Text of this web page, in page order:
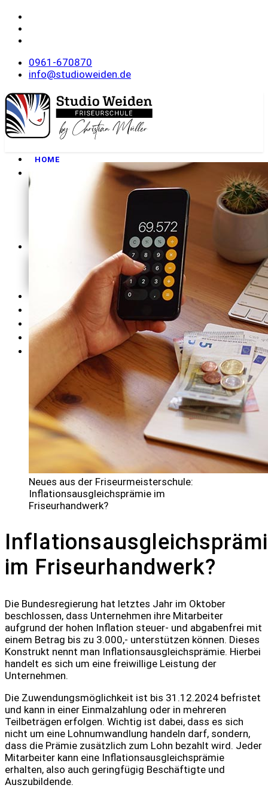
0961-670870
info@studioweiden.de
HOME
FRISEURSCHULE
Philosophie
MEISTERKURSE
Onlineanmeldung
AGB's und
Wiederrufsbelehrung
SEMINARE
TERMINE
KONTAKT
BLOG
Neues aus der Friseurmeisterschule:
Inflationsausgleichsprämie im
Friseurhandwerk?
im Friseurhandwerk?
Die Bundesregierung hat letztes Jahr im Oktober
beschlossen, dass Unternehmen ihre Mitarbeiter
aufgrund der hohen Inflation steuer- und abgabenfrei mit
einem Betrag bis zu 3.000,- unterstützen können. Dieses
Konstrukt nennt man Inflationsausgleichsprämie. Hierbei
handelt es sich um eine freiwillige Leistung der
Unternehmen.
Die Zuwendungsmöglichkeit ist bis 31.12.2024 befristet
und kann in einer Einmalzahlung oder in mehreren
Teilbeträgen erfolgen. Wichtig ist dabei, dass es sich
nicht um eine Lohnumwandlung handeln darf, sondern,
dass die Prämie zusätzlich zum Lohn bezahlt wird. Jeder
Mitarbeiter kann eine Inflationsausgleichsprämie
erhalten, also auch geringfügig Beschäftigte und
Auszubildende.